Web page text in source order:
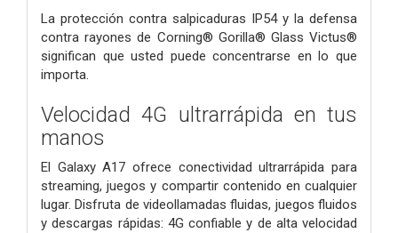
La protección contra salpicaduras IP54 y la defensa
contra rayones de Corning® Gorilla® Glass Victus®
significan que usted puede concentrarse en lo que
importa.
Velocidad 4G ultrarrápida en tus
manos
El Galaxy A17 ofrece conectividad ultrarrápida para
streaming, juegos y compartir contenido en cualquier
lugar. Disfruta de videollamadas fluidas, juegos fluidos
y descargas rápidas: 4G confiable y de alta velocidad